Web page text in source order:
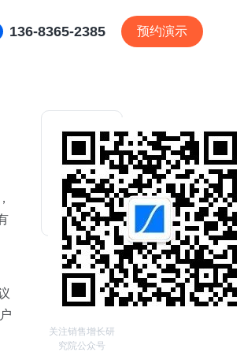
136-8365-2385 预约演示
关注销售增长研
究院公众号